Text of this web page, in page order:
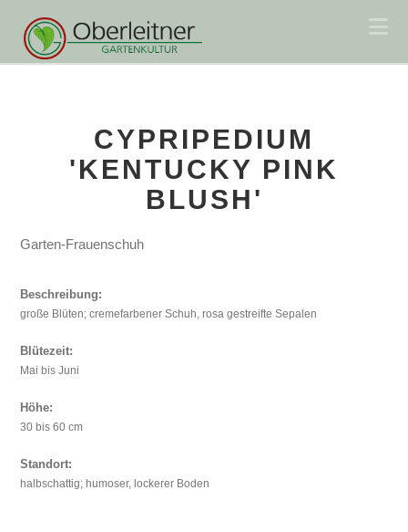
CYPRIPEDIUM
'KENTUCKY PINK
BLUSH'
Garten-Frauenschuh
Beschreibung:
große Blüten; cremefarbener Schuh, rosa gestreifte Sepalen
Blütezeit:
Mai bis Juni
Höhe:
30 bis 60 cm
Standort:
halbschattig; humoser, lockerer Boden